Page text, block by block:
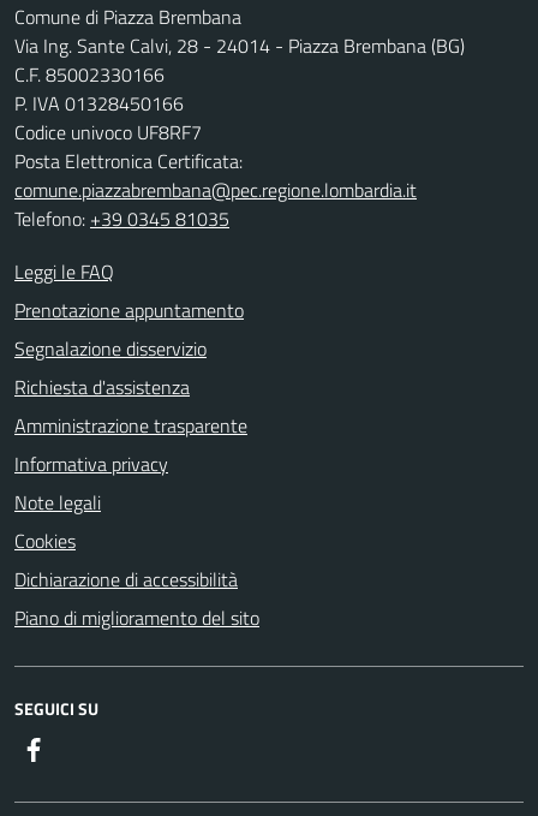
Comune di Piazza Brembana
Via Ing. Sante Calvi, 28 - 24014 - Piazza Brembana (BG)
C.F. 85002330166
P. IVA 01328450166
Codice univoco UF8RF7
Posta Elettronica Certificata:
comune.piazzabrembana@pec.regione.lombardia.it
Telefono: +39 0345 81035
Leggi le FAQ
Prenotazione appuntamento
Segnalazione disservizio
Richiesta d'assistenza
Amministrazione trasparente
Informativa privacy
Note legali
Cookies
Dichiarazione di accessibilità
Piano di miglioramento del sito
SEGUICI SU